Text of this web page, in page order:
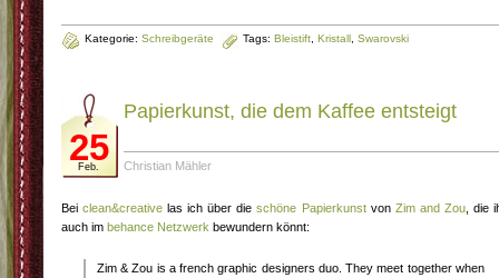
Kategorie: Schreibgeräte Tags: Bleistift Kristall Swarovski
25
Feb.
Papierkunst, die dem Kaffee entsteigt
Christian Mähler
Beiclean&creative las ich über dieschöne Papierkunstvon Zim and Zou, die
auch im behance Netzwerk bewundern könnt:
Zim & Zou is a french graphic designers duo. They meet together when